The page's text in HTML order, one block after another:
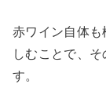
赤ワイン自体
しむことで、
す。